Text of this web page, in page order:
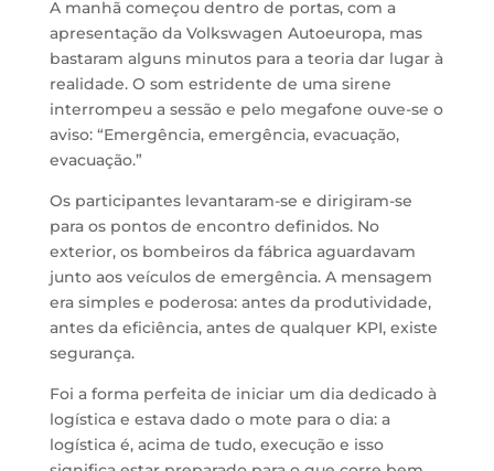
A manhã começou dentro de portas, com a
apresentação da Volkswagen Autoeuropa, mas
bastaram alguns minutos para a teoria dar lugar à
realidade. O som estridente de uma sirene
interrompeu a sessão e pelo megafone ouve-se o
aviso: “Emergência, emergência, evacuação,
evacuação.”
Os participantes levantaram-se e dirigiram-se
para os pontos de encontro definidos. No
exterior, os bombeiros da fábrica aguardavam
junto aos veículos de emergência. A mensagem
era simples e poderosa: antes da produtividade,
antes da eficiência, antes de qualquer KPI, existe
segurança.
Foi a forma perfeita de iniciar um dia dedicado à
logística e estava dado o mote para o dia: a
logística é, acima de tudo, execução e isso